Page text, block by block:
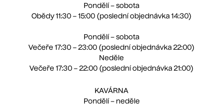
Pondělí – sobota
Obědy 11:30 – 15:00 (poslední objednávka 14:30)
Pondělí – sobota
Večeře 17:30 – 23:00 (poslední objednávka 22:00)
Neděle
Večeře 17:30 – 22:00 (poslední objednávka 21:00)
KAVÁRNA
Pondělí – neděle